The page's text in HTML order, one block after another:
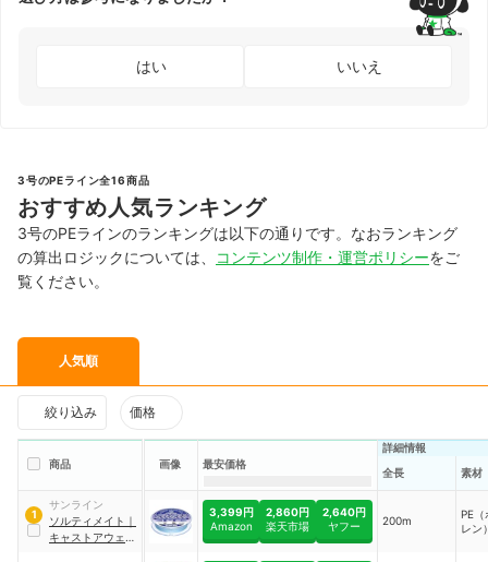
はい いいえ
3号のPEライン全16商品
おすすめ人気ランキング
3号のPEラインのランキングは以下の通りです。なおランキング
の算出ロジックについては、
コンテンツ制作・運営ポリシーをご
覧ください。
人気順
絞り込み 価格
商品 画像 最安価格
詳細情報
全長
素材
1
サンライン
ソルティメイト ｜
キャストアウェイ
3,399円
Amazon
2,860円
楽天市場
2,640円
ヤフー
200m
PE（
レン